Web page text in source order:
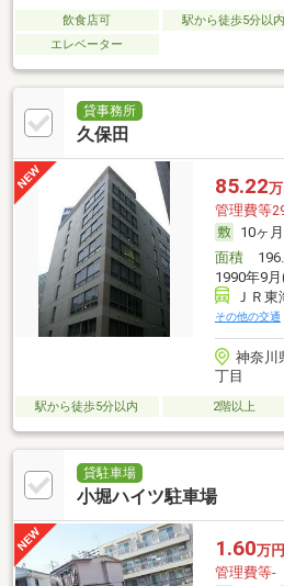
飲食店可 駅から徒歩5分以内
エレベーター
貸事務所
久保田
85.22
管理費等
10ヶ月
面積
1990年9
ＪＲ
その他の交通
神奈川
丁目
駅から徒歩5分以内 2階以上
貸駐車場
小堀ハイツ駐車場
1.60万円
管理費等-